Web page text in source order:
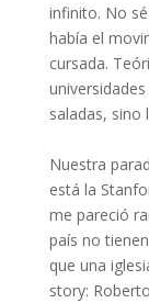
infinito. No
había el
cursada.
saladas, sino
Nuestra
está la
me pareció
país no
que una
story: